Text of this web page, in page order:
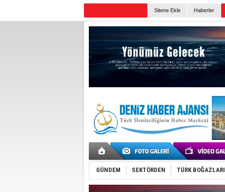
Sitene Ekle Haberler
GÜNDEM SEKTÖRDEN TÜRK BOĞAZLARI